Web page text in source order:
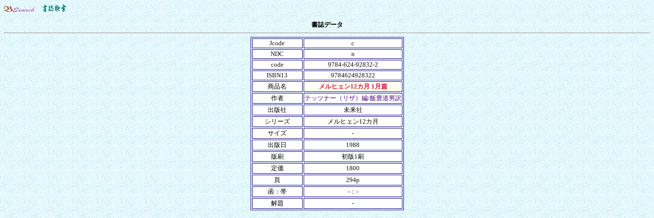
書誌データ
Jcode
c
NDC
n
code
9784-624-92832-2
ISBN13
9784624928322
商品名
メルヒェン12カ月 1月篇
作者
テッツナー（リザ）編/飯豊道男訳
出版社
未来社
シリーズ
メルヒェン12カ月
サイズ
-
出版日
1988
版刷
初版1刷
定価
1800
頁
294p
函：帯
-：-
解題
-